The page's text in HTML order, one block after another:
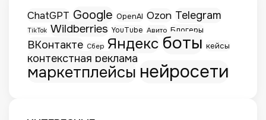
ChatGPT Google OpenAI Ozon Telegram
TikTok Wildberries YouTube Авито Блогеры
ВКонтакте Сбер Яндекс боты кейсы
контекстная реклама
маркетплейсы нейросети